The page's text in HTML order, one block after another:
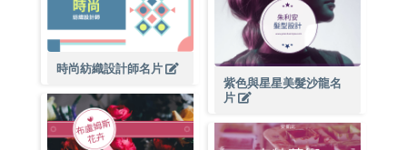
時尚紡織設計師名片
紫色與星星美髮沙龍名
片